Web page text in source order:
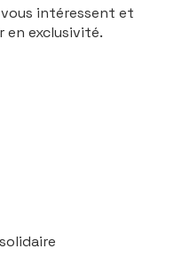
intéressent et
en exclusivité.